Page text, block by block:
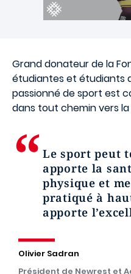
Grand donateur de la
étudiantes et étudiants
passionné de sport est
dans tout chemin vers
Le sport peut
apporte la
physique et
pratiqué à
apporte
Olivier Sadran
Président de Newrest et